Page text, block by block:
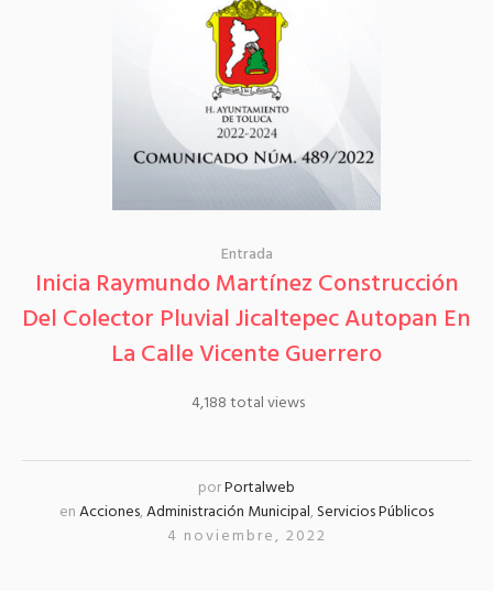
Entrada
Inicia Raymundo Martínez Construcción
Del Colector Pluvial Jicaltepec Autopan En
La Calle Vicente Guerrero
4,188 total views
porPortalweb
enAcciones,Administración Municipal,Servicios Públicos
4 noviembre, 2022